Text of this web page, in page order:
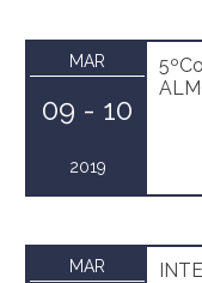
MAR
09 - 10
2019
MAR